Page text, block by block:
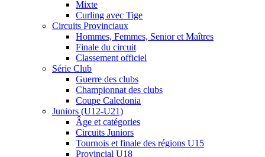
Mixte
Curling avec Tige
Circuits Provinciaux
Hommes, Femmes, Senior et Maîtres
Finale du circuit
Classement officiel
Série Club
Guerre des clubs
Championnat des clubs
Coupe Caledonia
Juniors (U12-U21)
Âge et catégories
Circuits Juniors
Tournois et finale des régions U15
Provincial U18